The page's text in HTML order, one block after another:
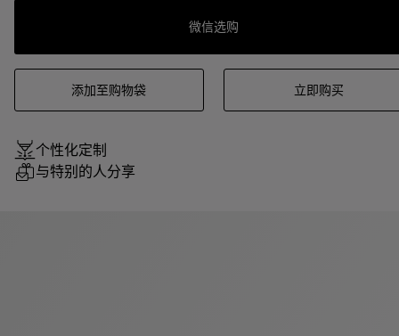
微信选购
添加至购物袋 立即购买
个性化定制
与特别的人分享